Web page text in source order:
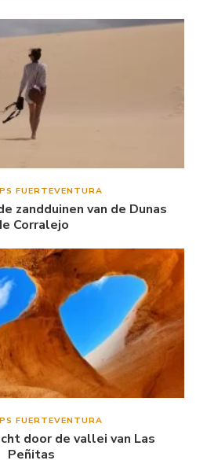
FUERTEVENTURA
zandduinen van de Dunas
Corralejo
FUERTEVENTURA
door de vallei van Las
Peñitas